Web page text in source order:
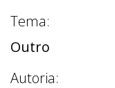
Tema:
Outro
Autoria: